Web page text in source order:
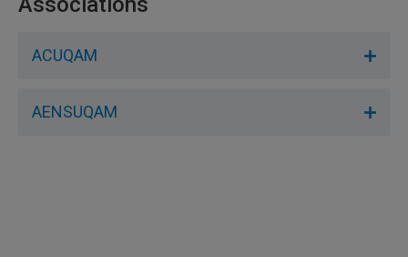
ACUQAM
AENSUQAM